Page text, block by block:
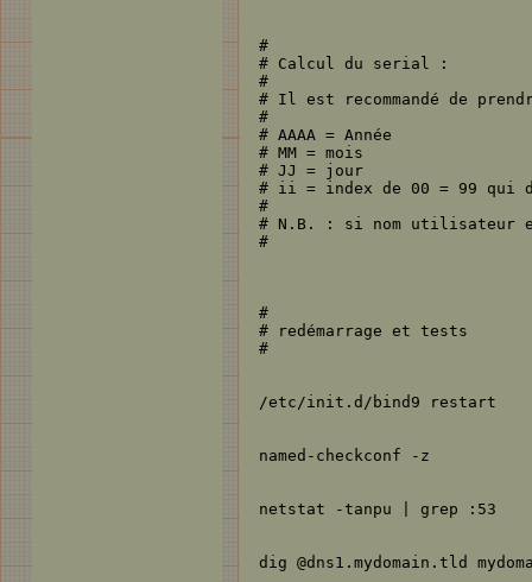
#
# Calcul du serial :
#
# Il est recommandé de
#
# AAAA = Année
# MM = mois
# JJ = jour
# ii = index de 00 = 99 qui
#
# N.B. : si nom utilisateur
#
#
# redémarrage et tests
#
/etc/init.d/bind9 restart
named-checkconf -z
netstat -tanpu | grep :53
dig @dns1.mydomain.tld